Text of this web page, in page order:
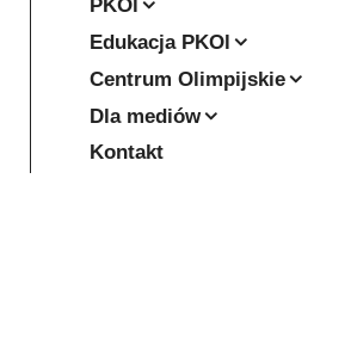
PKOl
Edukacja PKOl
Centrum Olimpijskie
Dla mediów
Kontakt